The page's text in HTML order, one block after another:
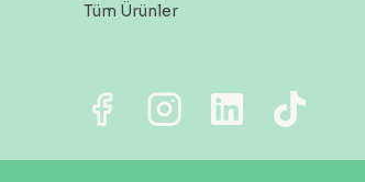
Tüm Ürünler